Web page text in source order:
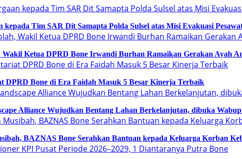
kepada Tim SAR Dit Samapta Polda Sulsel atas Misi Evakuasi
Wakil Ketua DPRD Bone Irwandi Burhan Ramaikan Gerakan Ayah
DPRD Bone di Era Faidah Masuk 5 Besar Kinerja Terbaik
Alliance Wujudkan Bentang Lahan Berkelanjutan, dibuka
BAZNAS Bone Serahkan Bantuan kepada Keluarga Korban